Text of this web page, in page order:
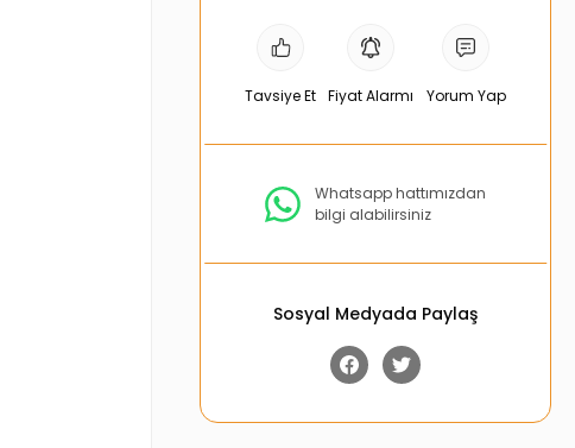
Tavsiye Et Fiyat Alarmı Yorum Yap
Whatsapp hattımızdan
bilgi alabilirsiniz
Sosyal Medyada Paylaş